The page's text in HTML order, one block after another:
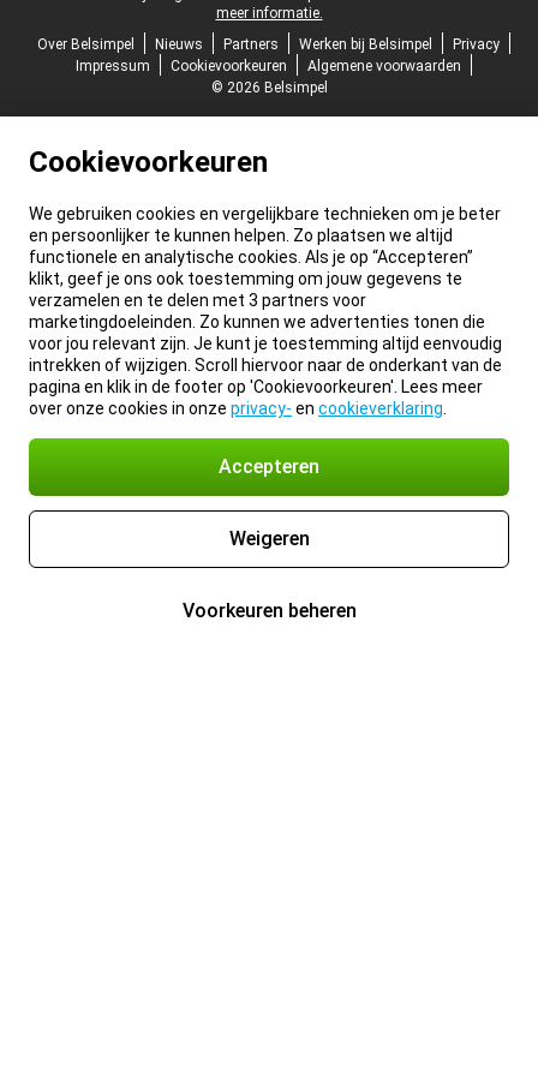
meer informatie.
Over Belsimpel
Nieuws Partners Werken bij Belsimpel
Privacy
Impressum
Cookievoorkeuren
Algemene voorwaarden
© 2026 Belsimpel
Cookievoorkeuren
We gebruiken cookies en vergelijkbare technieken om je beter
en persoonlijker te kunnen helpen. Zo plaatsen we altijd
functionele en analytische cookies. Als je op “Accepteren”
klikt, geef je ons ook toestemming om jouw gegevens te
verzamelen en te delen met 3 partners voor
marketingdoeleinden. Zo kunnen we advertenties tonen die
voor jou relevant zijn. Je kunt je toestemming altijd eenvoudig
intrekken of wijzigen. Scroll hiervoor naar de onderkant van de
pagina en klik in de footer op 'Cookievoorkeuren'. Lees meer
over onze cookies in onze privacy- en cookieverklaring
Accepteren
Weigeren
Voorkeuren beheren